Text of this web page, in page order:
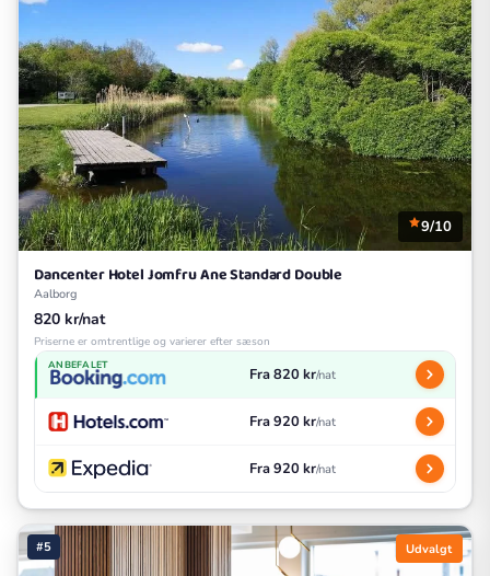
9/10
Dancenter Hotel Jomfru Ane Standard Double
Aalborg
820 kr/nat
Priserne er omtrentlige og varierer efter sæson
ANBEFALET Fra 820 kr/nat
Fra 920 kr/nat
Fra 920 kr/nat
#5 Udvalgt